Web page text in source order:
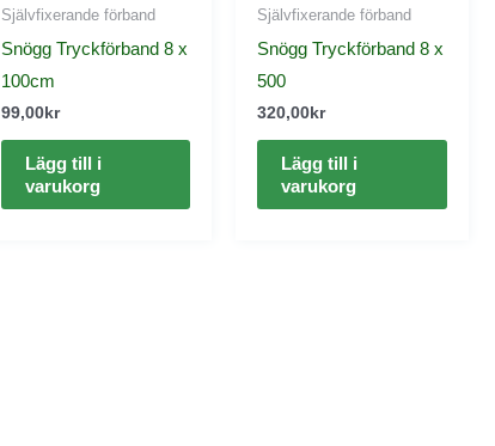
Självfixerande förband
Snögg Tryckförband 8 x
100cm
99,00kr
Lägg till i
varukorg
Självfixerande förband
Snögg Tryckförband 8 x
500
320,00 kr
Lägg till i
varukorg